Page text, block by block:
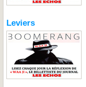
Leviers